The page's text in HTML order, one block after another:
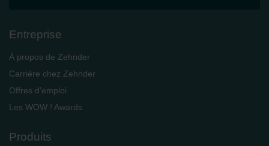
Entreprise
À propos de Zehnder
Carrière chez Zehnder
Offres d'emploi
Les WOW ! Awards
Produits